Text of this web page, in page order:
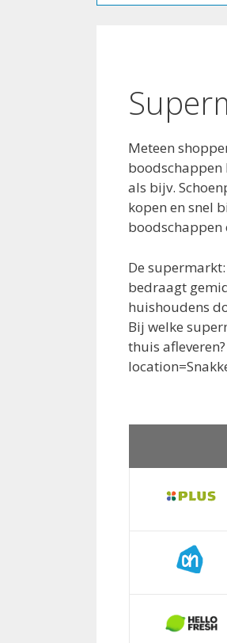
Meteen
boodschappen
als bijv.
kopen en snel
boodschappen
De
bedraagt
huishoudens
Bij welke
thuis